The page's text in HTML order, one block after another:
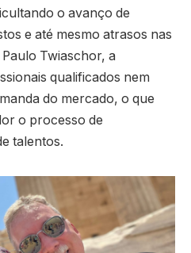
o avanço de
e até mesmo atrasos nas
Twiaschor, a
qualificados nem
do mercado, o que
o processo de
talentos.